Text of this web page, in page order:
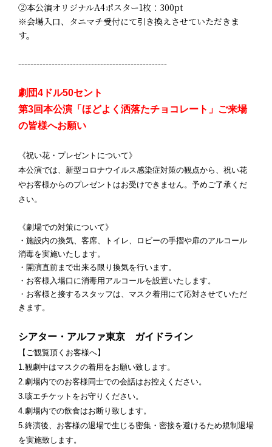
②本公演オリジナルA4ポスター1枚：300pt
※会場入口、タニマチ受付にて引き換えさせていただきま
す。
-------------------------------------------------
劇団4ドル50セント
第3回本公演「ほどよく洒落たチョコレート」ご来場
の皆様へお願い
《祝い花・プレゼントについて》
本公演では、新型コロナウイルス感染症対策の観点から、祝い花
やお客様からのプレゼントはお受けできません。予めご了承くだ
さい。
《劇場での対策について》
・施設内の換気、客席、トイレ、ロビーの手摺や扉のアルコール
消毒を実施いたします。
・開演直前まで出来る限り換気を行います。
・お客様入場口に消毒用アルコールを設置いたします。
・お客様と接するスタッフは、マスク着用にて応対させていただ
きます。
シアター・アルファ東京 ガイドライン
【ご観覧頂くお客様へ】
1.観劇中はマスクの着用をお願い致します。
2.劇場内でのお客様同士での会話はお控えください。
3.咳エチケットをお守りください。
4.劇場内での飲食はお断り致します。
5.終演後、お客様の退場で生じる密集・密接を避けるため規制退場
を実施致します。